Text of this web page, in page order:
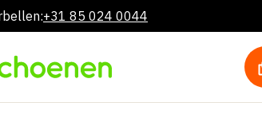
+31 85 024 0044